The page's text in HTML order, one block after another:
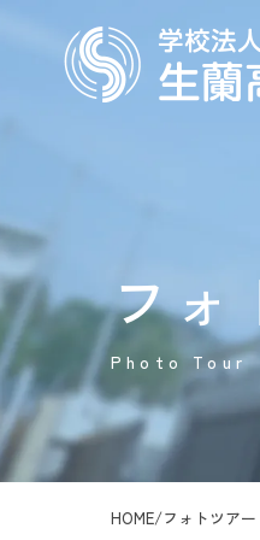
フォ
Photo Tour
HOME/フォトツアー